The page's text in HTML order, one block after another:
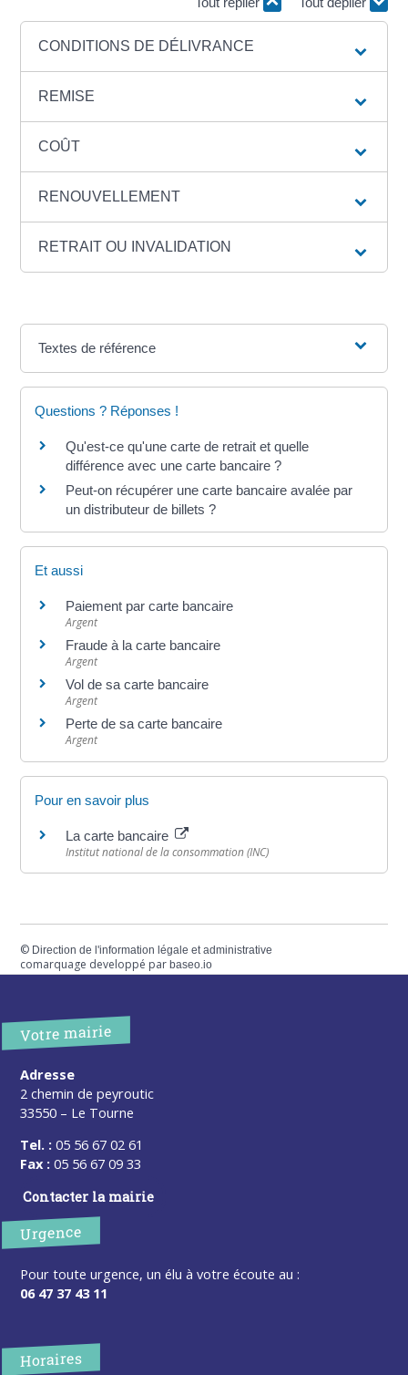
CONDITIONS DE DÉLIVRANCE
REMISE
COÛT
RENOUVELLEMENT
RETRAIT OU INVALIDATION
Textes de référence
Questions ? Réponses !
Qu'est-ce qu'une carte de retrait et quelle
différence avec une carte bancaire ?
Peut-on récupérer une carte bancaire avalée par
un distributeur de billets ?
Et aussi
Paiement par carte bancaire
Argent
Fraude à la carte bancaire
Argent
Vol de sa carte bancaire
Argent
Perte de sa carte bancaire
Argent
Pour en savoir plus
La carte bancaire
Institut national de la consommation (INC)
© Direction de l'information légale et administrative
comarquage developpé parbaseo.io
Votre mairie
Adresse
2 chemin de peyroutic
33550 – Le Tourne
Tel. : 05 56 67 02 61
Fax : 05 56 67 09 33
Contacter la mairie
Urgence
Pour toute urgence, un élu à votre écoute au :
06 47 37 43 11
Horaires